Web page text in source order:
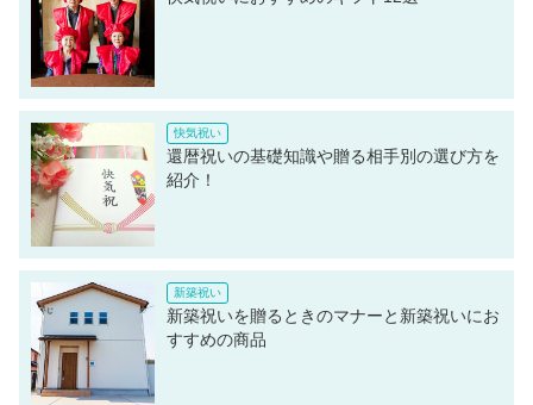
還暦祝いの基礎知識や贈る相手別の選び方を
紹介！
新築祝いを贈るときのマナーと新築祝いにお
すすめの商品